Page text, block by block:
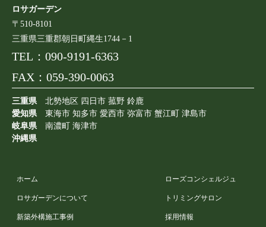
ロサガーデン
〒510-8101
三重県三重郡朝日町縄生1744－1
TEL： 090-9191-6363
FAX：059-390-0063
三重県
北勢地区 四日市 菰野 鈴鹿
愛知県
東海市 知多市 愛西市 弥富市 蟹江町 津島市
岐阜県
南濃町 海津市
沖縄県
ホーム
ロサガーデンについて
新築外構施工事例
ローズコンシェルジュ
トリミングサロン
採用情報